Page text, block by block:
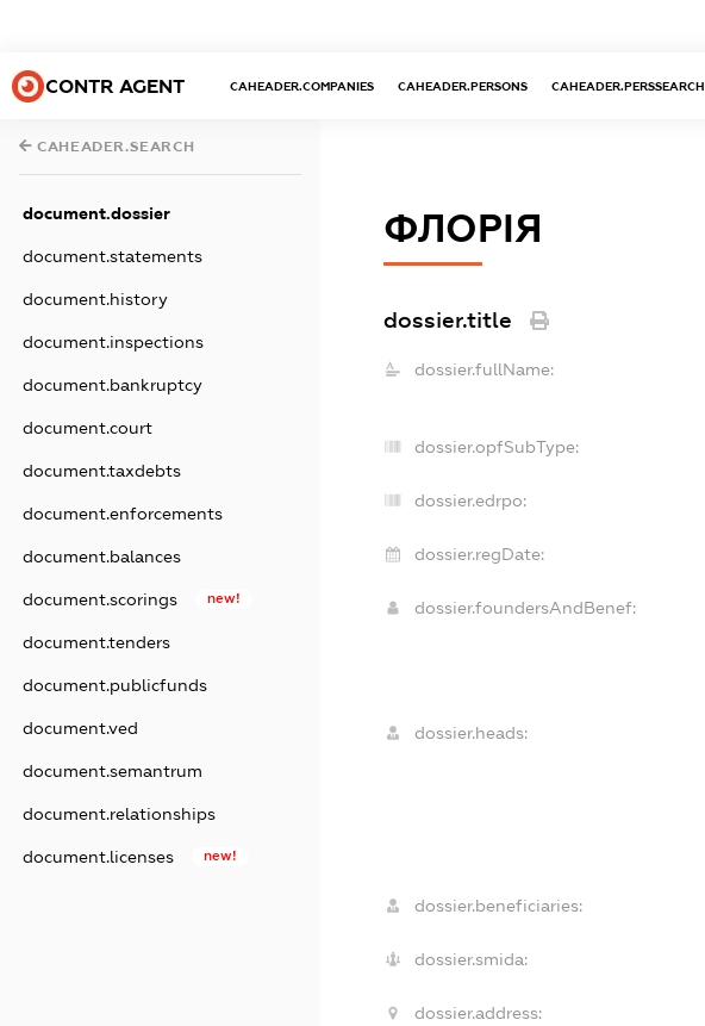
CONTR AGENT CAHEADER.COMPANIES CAHEADER.PERSONS CAHEADER.PERSSEARCH
CAHEADER.SEARCH
document.dossier
document.statements
document.history
document.inspections
document.bankruptcy
document.court
document.taxdebts
document.enforcements
document.balances
document.scorings new!
document.tenders
document.publicfunds
document.ved
document.semantrum
document.relationships
document.licenses new!
ФЛОРІЯ
dossier.title
dossier.fullName:
dossier.opfSubType:
dossier.edrpo:
dossier.regDate:
dossier.foundersAndBenef:
dossier.heads:
dossier.beneficiaries:
dossier.smida:
dossier.address: